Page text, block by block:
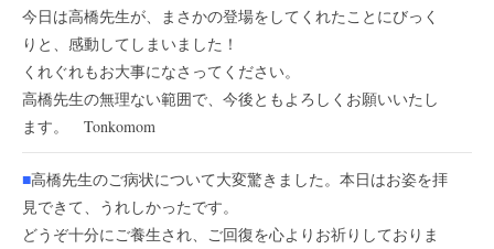
今日は高橋先生が、まさかの登場をしてくれたことにびっく
りと、感動してしまいました！
くれぐれもお大事になさってください。
高橋先生の無理ない範囲で、今後ともよろしくお願いいたし
ます。 Tonkomom
■高橋先生のご病状について大変驚きました。本日はお姿を拝
見できて、うれしかったです。
どうぞ十分にご養生され、ご回復を心よりお祈りしておりま